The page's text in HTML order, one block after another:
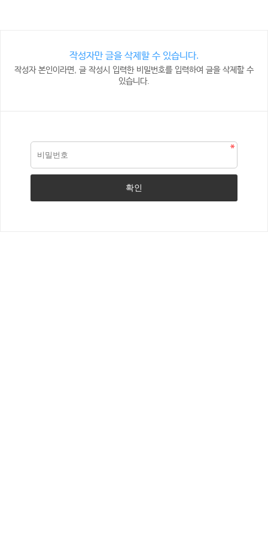
작성자만 글을 삭제할 수 있습니다.
작성자 본인이라면, 글 작성시 입력한 비밀번호를 입력하여 글을 삭제할 수
있습니다.